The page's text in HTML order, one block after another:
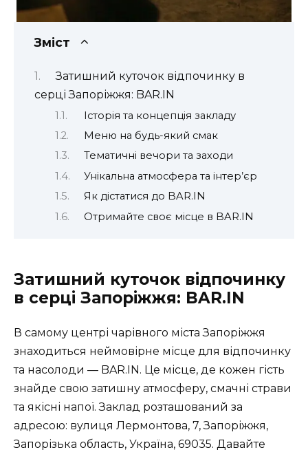
Зміст
Затишний куточок відпочинку в
серці Запоріжжя: BAR.IN
Історія та концепція закладу
Меню на будь-який смак
Тематичні вечори та заходи
Унікальна атмосфера та інтер’єр
Як дістатися до BAR.IN
Отримайте своє місце в BAR.IN
Затишний куточок відпочинку
в серці Запоріжжя: BAR.IN
В самому центрі чарівного міста Запоріжжя
знаходиться неймовірне місце для відпочинку
та насолоди — BAR.IN. Це місце, де кожен гість
знайде свою затишну атмосферу, смачні страви
та якісні напої. Заклад розташований за
адресою: вулиця Лермонтова, 7, Запоріжжя,
Запорізька область, Україна, 69035. Давайте